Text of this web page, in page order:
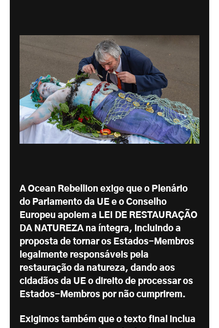
A Ocean Rebellion exige que o Plenário
do Parlamento da UE e o Conselho
Europeu apoiem a LEI DE RESTAURAÇÃO
DA NATUREZA na íntegra, incluindo a
proposta de tornar os Estados-Membros
legalmente responsáveis pela
restauração da natureza, dando aos
cidadãos da UE o direito de processar os
Estados-Membros por não cumprirem.
Exigimos também que o texto final inclua